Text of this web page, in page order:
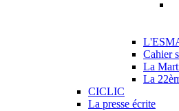
Cahier
La
La
CICLIC
La presse écrite